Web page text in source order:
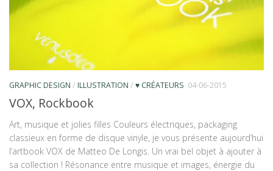
GRAPHIC DESIGN / ILLUSTRATION / ♥ CRÉATEURS 04-06-2015
VOX, Rockbook
Art, musique et jolies filles Couleurs électriques, packaging
classieux en forme de disque vinyle, je vous présente aujourd’hui
l’artbook VOX de Matteo De Longis. Un vrai bel objet à ajouter à
sa collection ! Résonance entre musique et images, énergie du